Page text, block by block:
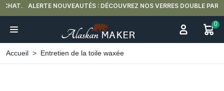
ALERTE NOUVEAUTÉS : DÉCOUVREZ NOS VERRES DOUBLE PAROI 🍵
0
Accueil Entretien de la toile waxée